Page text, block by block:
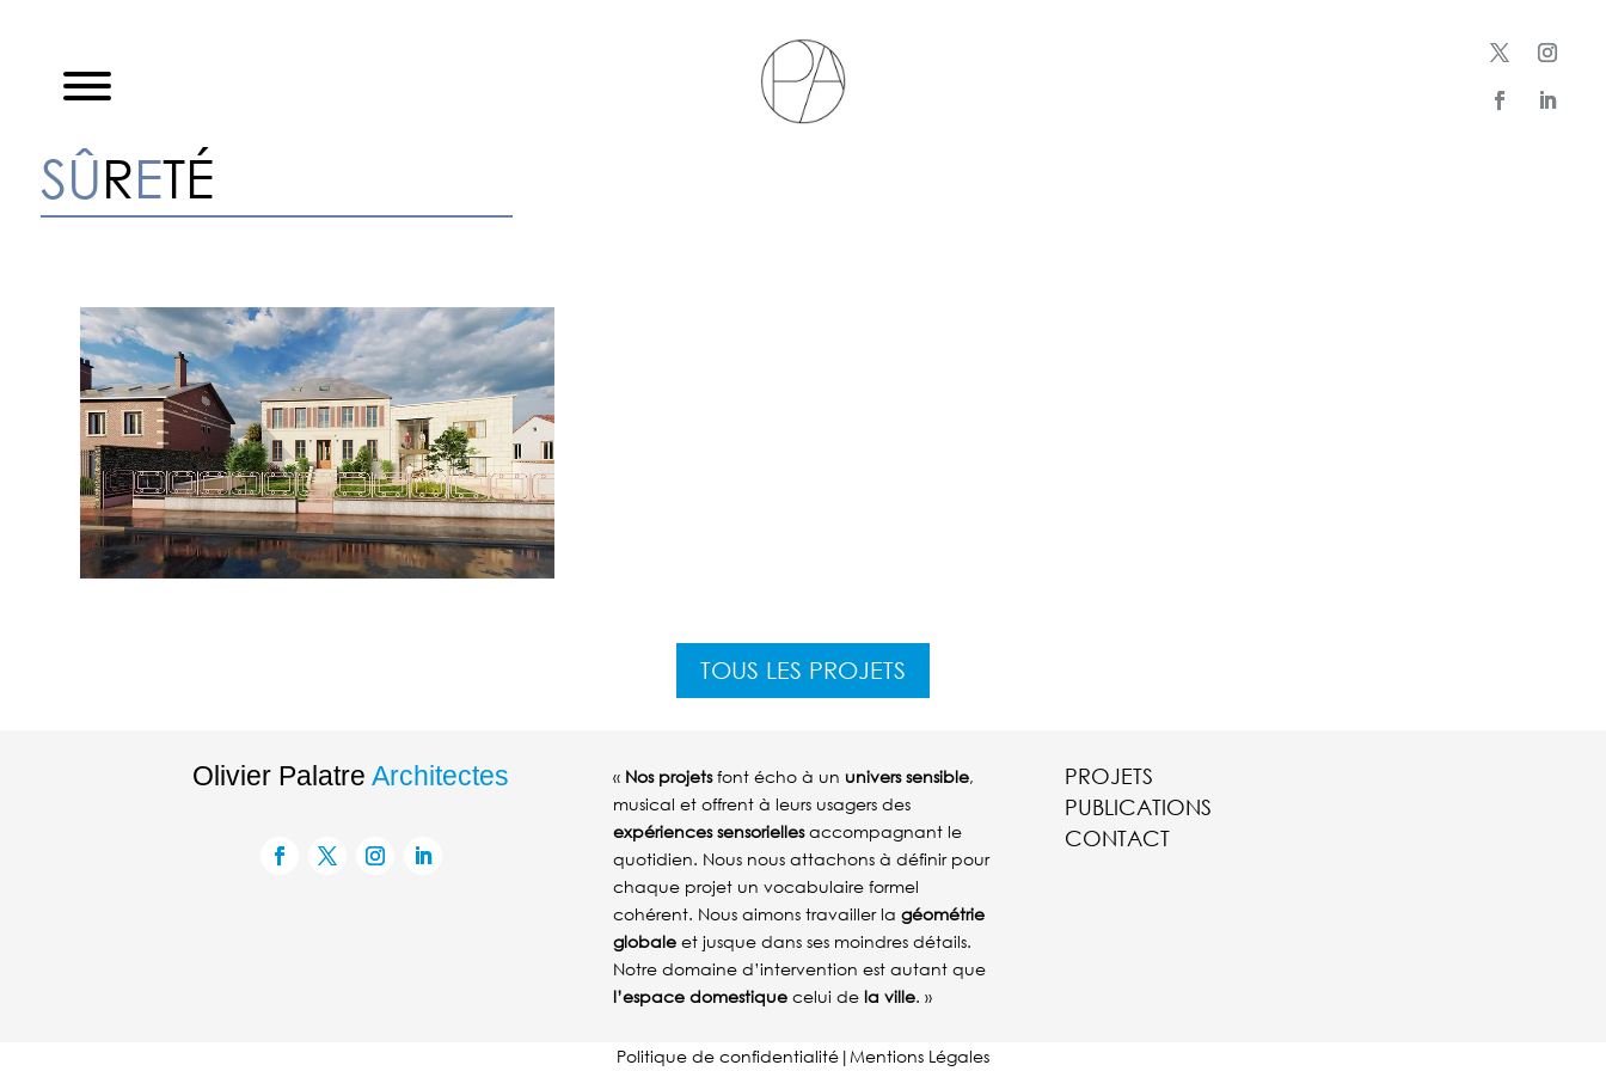
SÛRETÉ
TOUS LES PROJETS
Olivier PalatreArchitectes «Nos projetsfont écho à un univers sensible,
musical et offrent à leurs usagers des
expériences sensoriellesaccompagnant le
quotidien. Nous nous attachons à définir pour
chaque projet un vocabulaire formel
cohérent. Nous aimons travailler la géométrie
globaleet jusque dans ses moindres détails.
Notre domaine d’intervention est autant que
l’espace domestiquecelui de la ville. »
PROJETS
PUBLICATIONS
CONTACT
Politique de confidentialité | Mentions Légales